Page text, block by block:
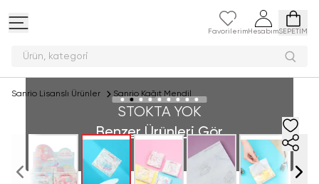
Favorilerim HesabımSEPETİM
Ürün, ka
Sanrio Lisanslı Ürünler Sanrio Kağıt Mendil
STOKTA YOK
Benzer Ürünleri Gör